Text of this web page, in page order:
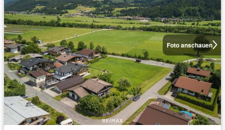
Foto anschauen